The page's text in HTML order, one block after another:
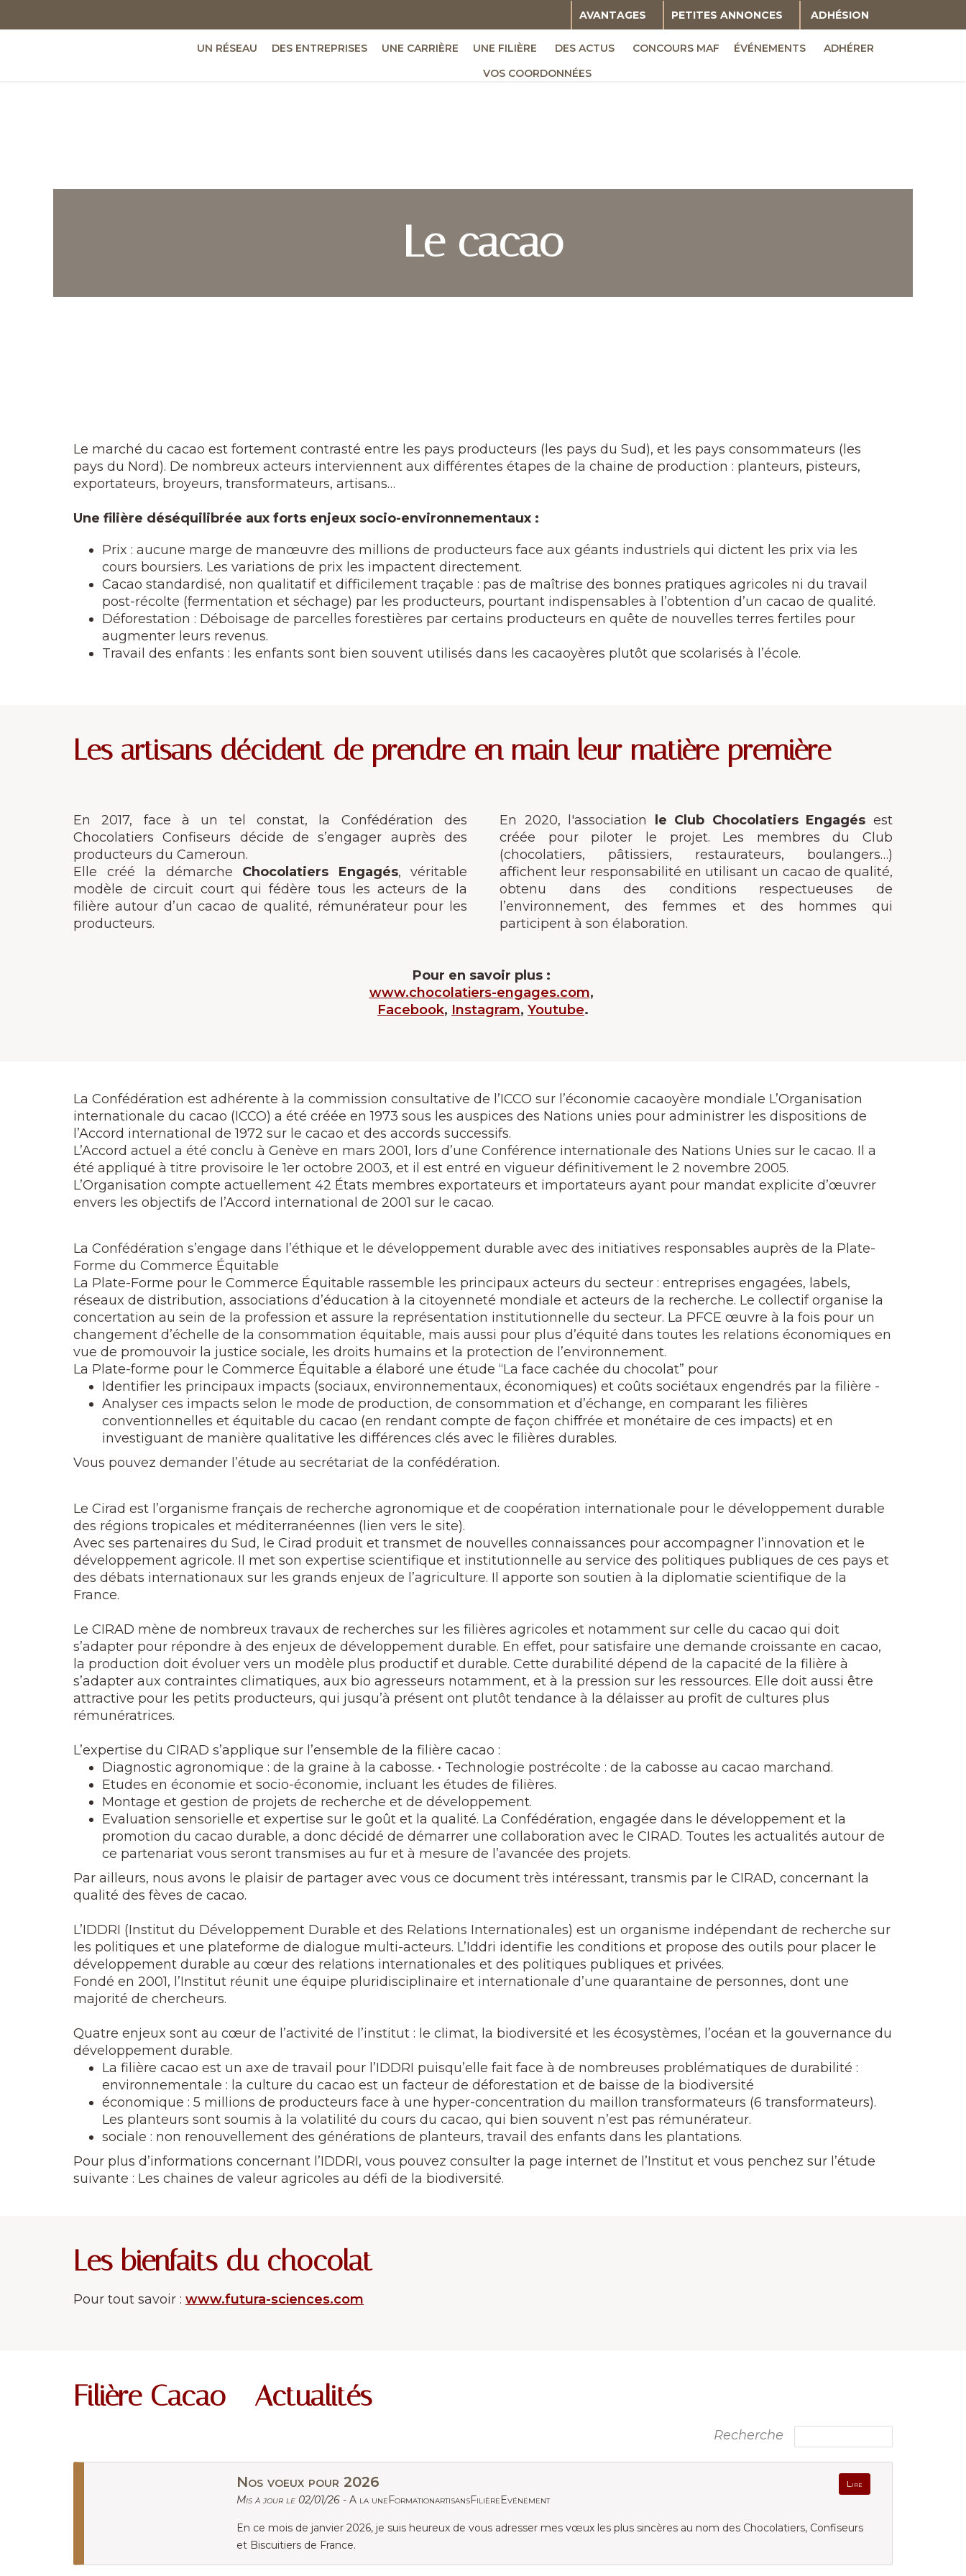
AVANTAGES PETITES ANNONCES ADHÉSION
UN RÉSEAU DES ENTREPRISES UNE CARRIÈRE UNE FILIÈRE DES ACTUS CONCOURS MAF ÉVÉNEMENTS
ADHÉRER
VOS COORDONNÉES
Le cacao
Le marché du cacao est fortement contrasté entre les pays producteurs (les pays du Sud), et les pays consommateurs (les
pays du Nord). De nombreux acteurs interviennent aux différentes étapes de la chaine de production : planteurs, pisteurs,
exportateurs, broyeurs, transformateurs, artisans…
Une filière déséquilibrée aux forts enjeux socio-environnementaux :
Prix : aucune marge de manœuvre des millions de producteurs face aux géants industriels qui dictent les prix via les
cours boursiers. Les variations de prix les impactent directement.
Cacao standardisé, non qualitatif et difficilement traçable : pas de maîtrise des bonnes pratiques agricoles ni du travail
post-récolte (fermentation et séchage) par les producteurs, pourtant indispensables à l’obtention d’un cacao de qualité.
Déforestation : Déboisage de parcelles forestières par certains producteurs en quête de nouvelles terres fertiles pour
augmenter leurs revenus.
Travail des enfants : les enfants sont bien souvent utilisés dans les cacaoyères plutôt que scolarisés à l’école.
Les artisans décident de prendre en main leur matière première
En 2017, face à un tel constat, la Confédération des
Chocolatiers Confiseurs décide de s’engager auprès des
producteurs du Cameroun.
Elle créé la démarche Chocolatiers Engagés, véritable
modèle de circuit court qui fédère tous les acteurs de la
filière autour d’un cacao de qualité, rémunérateur pour les
producteurs.
En 2020, l'association le Club Chocolatiers Engagésest
créée pour piloter le projet. Les membres du Club
(chocolatiers, pâtissiers, restaurateurs, boulangers…)
affichent leur responsabilité en utilisant un cacao de qualité,
obtenu dans des conditions respectueuses de
l’environnement, des femmes et des hommes qui
participent à son élaboration.
Pour en savoir plus :
www.chocolatiers-engages.com,
Facebook, Instagram, Youtube.
La Confédération est adhérente à la commission consultative de l’ICCO sur l’économie cacaoyère mondiale L’Organisation
internationale du cacao (ICCO) a été créée en 1973 sous les auspices des Nations unies pour administrer les dispositions de
l’Accord international de 1972 sur le cacao et des accords successifs.
L’Accord actuel a été conclu à Genève en mars 2001, lors d’une Conférence internationale des Nations Unies sur le cacao. Il a
été appliqué à titre provisoire le 1er octobre 2003, et il est entré en vigueur définitivement le 2 novembre 2005.
L’Organisation compte actuellement 42 États membres exportateurs et importateurs ayant pour mandat explicite d’œuvrer
envers les objectifs de l’Accord international de 2001 sur le cacao.
La Confédération s’engage dans l’éthique et le développement durable avec des initiatives responsables auprès de la Plate-
Forme du Commerce Équitable
La Plate-Forme pour le Commerce Équitable rassemble les principaux acteurs du secteur : entreprises engagées, labels,
réseaux de distribution, associations d’éducation à la citoyenneté mondiale et acteurs de la recherche. Le collectif organise la
concertation au sein de la profession et assure la représentation institutionnelle du secteur. La PFCE œuvre à la fois pour un
changement d’échelle de la consommation équitable, mais aussi pour plus d’équité dans toutes les relations économiques en
vue de promouvoir la justice sociale, les droits humains et la protection de l’environnement.
La Plate-forme pour le Commerce Équitable a élaboré une étude “La face cachée du chocolat” pour
Identifier les principaux impacts (sociaux, environnementaux, économiques) et coûts sociétaux engendrés par la filière -
Analyser ces impacts selon le mode de production, de consommation et d’échange, en comparant les filières
conventionnelles et équitable du cacao (en rendant compte de façon chiffrée et monétaire de ces impacts) et en
investiguant de manière qualitative les différences clés avec le filières durables.
Vous pouvez demander l’étude au secrétariat de la confédération.
Le Cirad est l’organisme français de recherche agronomique et de coopération internationale pour le développement durable
des régions tropicales et méditerranéennes (lien vers le site).
Avec ses partenaires du Sud, le Cirad produit et transmet de nouvelles connaissances pour accompagner l’innovation et le
développement agricole. Il met son expertise scientifique et institutionnelle au service des politiques publiques de ces pays et
des débats internationaux sur les grands enjeux de l’agriculture. Il apporte son soutien à la diplomatie scientifique de la
France.
Le CIRAD mène de nombreux travaux de recherches sur les filières agricoles et notamment sur celle du cacao qui doit
s’adapter pour répondre à des enjeux de développement durable. En effet, pour satisfaire une demande croissante en cacao,
la production doit évoluer vers un modèle plus productif et durable. Cette durabilité dépend de la capacité de la filière à
s’adapter aux contraintes climatiques, aux bio agresseurs notamment, et à la pression sur les ressources. Elle doit aussi être
attractive pour les petits producteurs, qui jusqu’à présent ont plutôt tendance à la délaisser au profit de cultures plus
rémunératrices.
L’expertise du CIRAD s’applique sur l’ensemble de la filière cacao :
Diagnostic agronomique : de la graine à la cabosse. • Technologie postrécolte : de la cabosse au cacao marchand.
Etudes en économie et socio-économie, incluant les études de filières.
Montage et gestion de projets de recherche et de développement.
Evaluation sensorielle et expertise sur le goût et la qualité. La Confédération, engagée dans le développement et la
promotion du cacao durable, a donc décidé de démarrer une collaboration avec le CIRAD. Toutes les actualités autour de
ce partenariat vous seront transmises au fur et à mesure de l’avancée des projets.
Par ailleurs, nous avons le plaisir de partager avec vous ce document très intéressant, transmis par le CIRAD, concernant la
qualité des fèves de cacao.
L’IDDRI (Institut du Développement Durable et des Relations Internationales) est un organisme indépendant de recherche sur
les politiques et une plateforme de dialogue multi-acteurs. L’Iddri identifie les conditions et propose des outils pour placer le
développement durable au cœur des relations internationales et des politiques publiques et privées.
Fondé en 2001, l’Institut réunit une équipe pluridisciplinaire et internationale d’une quarantaine de personnes, dont une
majorité de chercheurs.
Quatre enjeux sont au cœur de l’activité de l’institut : le climat, la biodiversité et les écosystèmes, l’océan et la gouvernance du
développement durable.
La filière cacao est un axe de travail pour l’IDDRI puisqu’elle fait face à de nombreuses problématiques de durabilité :
environnementale : la culture du cacao est un facteur de déforestation et de baisse de la biodiversité
économique : 5 millions de producteurs face à une hyper-concentration du maillon transformateurs (6 transformateurs).
Les planteurs sont soumis à la volatilité du cours du cacao, qui bien souvent n’est pas rémunérateur.
sociale : non renouvellement des générations de planteurs, travail des enfants dans les plantations.
Pour plus d’informations concernant l’IDDRI, vous pouvez consulter la page internet de l’Institut et vous penchez sur l’étude
suivante : Les chaines de valeur agricoles au défi de la biodiversité.
Les bienfaits du chocolat
Pour tout savoir : www.futura-sciences.com
Filière Cacao - Actualités
Recherche
Nos voeux pour 2026 Lire
Mis à jour le 02/01/26 -A la uneFormationartisansFilièreEvénement
En ce mois de janvier 2026, je suis heureux de vous adresser mes vœux les plus sincères au nom des Chocolatiers, Confiseurs
et Biscuitiers de France.